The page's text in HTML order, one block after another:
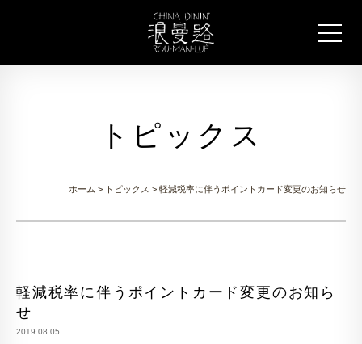
トピックス
ホーム > トピックス > 軽減税率に伴うポイントカード変更のお知らせ
軽減税率に伴うポイントカード変更のお知ら
せ
2019.08.05